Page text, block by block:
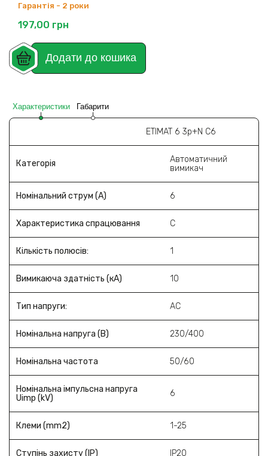
Гарантія - 2 роки
197,00 грн
Додати до кошика
Характеристики Габарити
ETIMAT 6 3p+N C6
Категорія
Автоматичний
вимикач
Номінальний струм (A) 6
Характеристика спрацювання C
Кількість полюсів: 1
Вимикаюча здатність (кА) 10
Тип напруги: AC
Номінальна напруга (В) 230/400
Номінальна частота 50/60
Номінальна імпульсна напруга
Uimp (kV)
6
Клеми (mm2) 1-25
Ступінь захисту (ІР) IP20